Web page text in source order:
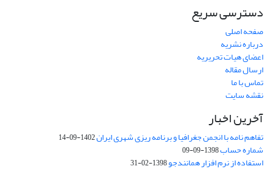
دسترسی سریع
صفحه اصلی
درباره نشریه
اعضای هیات تحریریه
ارسال مقاله
تماس با ما
نقشه سایت
آخرین اخبار
تفاهم نامه با انجمن جغرافیا و برنامه ریزی شهری ایران1402-09-14
شماره حساب1398-09-09
استفاده از نرم افزار همانندجو1398-02-31